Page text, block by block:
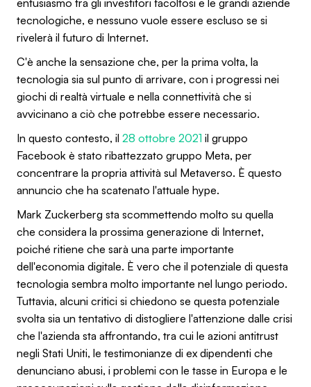
tecnologiche, e nessuno vuole essere escluso se si
rivelerà il futuro di Internet.
C'è anche la sensazione che, per la prima volta, la
tecnologia sia sul punto di arrivare, con i progressi nei
giochi di realtà virtuale e nella connettività che si
avvicinano a ciò che potrebbe essere necessario.
In questo contesto, il 28 ottobre 2021 il gruppo
Facebook è stato ribattezzato gruppo Meta, per
concentrare la propria attività sul Metaverso. È questo
annuncio che ha scatenato l'attuale hype.
Mark Zuckerberg sta scommettendo molto su quella
che considera la prossima generazione di Internet,
poiché ritiene che sarà una parte importante
dell'economia digitale. È vero che il potenziale di questa
tecnologia sembra molto importante nel lungo periodo.
Tuttavia, alcuni critici si chiedono se questa potenziale
svolta sia un tentativo di distogliere l'attenzione dalle crisi
che l'azienda sta affrontando, tra cui le azioni antitrust
negli Stati Uniti, le testimonianze di ex dipendenti che
denunciano abusi, i problemi con le tasse in Europa e le